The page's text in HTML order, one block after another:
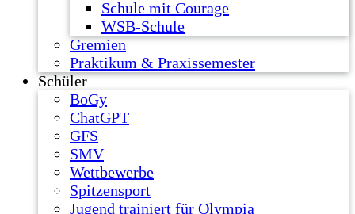
Schule mit Courage
WSB-Schule
Gremien
Praktikum & Praxissemester
Schüler
BoGy
ChatGPT
GFS
SMV
Wettbewerbe
Spitzensport
Jugend trainiert für Olympia